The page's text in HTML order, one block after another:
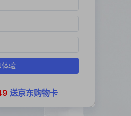
体验
送京东购物卡